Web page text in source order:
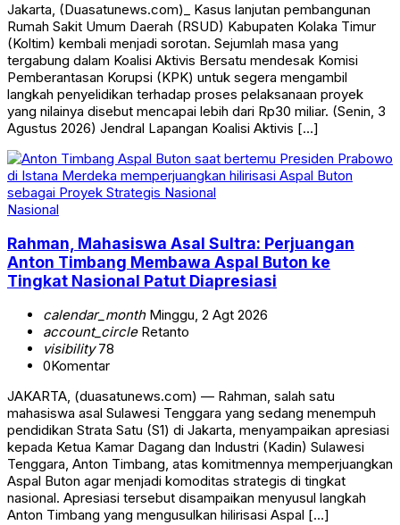
Jakarta, (Duasatunews.com)_ Kasus lanjutan pembangunan
Rumah Sakit Umum Daerah (RSUD) Kabupaten Kolaka Timur
(Koltim) kembali menjadi sorotan. Sejumlah masa yang
tergabung dalam Koalisi Aktivis Bersatu mendesak Komisi
Pemberantasan Korupsi (KPK) untuk segera mengambil
langkah penyelidikan terhadap proses pelaksanaan proyek
yang nilainya disebut mencapai lebih dari Rp30 miliar. (Senin, 3
Agustus 2026) Jendral Lapangan Koalisi Aktivis […]
Nasional
Rahman, Mahasiswa Asal Sultra: Perjuangan
Anton Timbang Membawa Aspal Buton ke
Tingkat Nasional Patut Diapresiasi
calendar_monthMinggu, 2 Agt 2026
account_circleRetanto
visibility78
0Komentar
JAKARTA, (duasatunews.com) — Rahman, salah satu
mahasiswa asal Sulawesi Tenggara yang sedang menempuh
pendidikan Strata Satu (S1) di Jakarta, menyampaikan apresiasi
kepada Ketua Kamar Dagang dan Industri (Kadin) Sulawesi
Tenggara, Anton Timbang, atas komitmennya memperjuangkan
Aspal Buton agar menjadi komoditas strategis di tingkat
nasional. Apresiasi tersebut disampaikan menyusul langkah
Anton Timbang yang mengusulkan hilirisasi Aspal […]